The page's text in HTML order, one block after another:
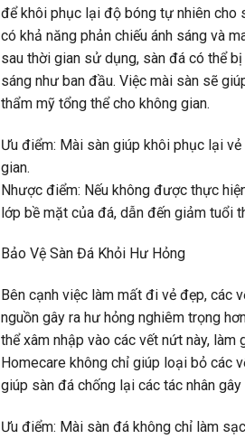
để khôi phục lại độ bóng tự nhiên cho
có khả năng phản chiếu ánh sáng và
sau thời gian sử dụng, sàn đá có thể
sáng như ban đầu. Việc mài sàn sẽ
thẩm mỹ tổng thể cho không gian.
Ưu điểm: Mài sàn giúp khôi phục lại
gian.
Nhược điểm: Nếu không được thực
lớp bề mặt của đá, dẫn đến giảm tuổi
Bảo Vệ Sàn Đá Khỏi Hư Hỏng
Bên cạnh việc làm mất đi vẻ đẹp, các
nguồn gây ra hư hỏng nghiêm trọng
thể xâm nhập vào các vết nứt này,
Homecare không chỉ giúp loại bỏ các
giúp sàn đá chống lại các tác nhân
Ưu điểm: Mài sàn đá không chỉ làm